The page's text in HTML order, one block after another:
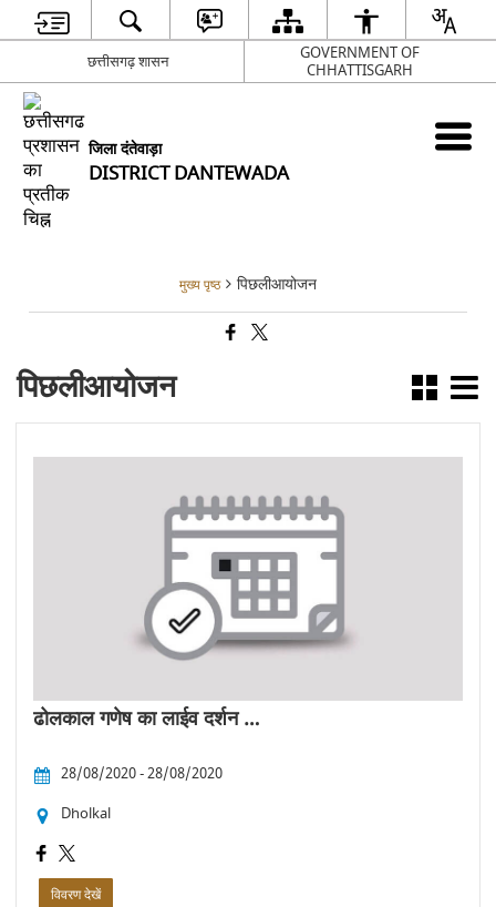
छत्तीसगढ़ शासन
GOVERNMENT OF
CHHATTISGARH
जिला दंतेवाड़ा
DISTRICT DANTEWADA
मुख्य पृष्ठ पिछलीआयोजन
पिछलीआयोजन
ढोलकाल गणेष का लाईव दर्शन …
28/08/2020 - 28/08/2020
Dholkal
विवरण देखें